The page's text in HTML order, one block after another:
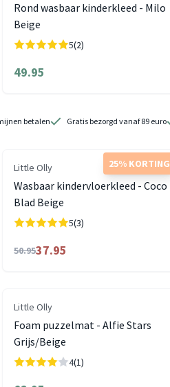
Rond wasbaar kinderkleed - Milo
Beige
5(2)
49.95
betalen Gratis bezorgd vanaf 89 euro
25% KORTING
Little Olly
Wasbaar kindervloerkleed - Coco
Blad Beige
5(3)
50.9537.95
Little Olly
Foam puzzelmat - Alfie Stars
Grijs/Beige
4(1)